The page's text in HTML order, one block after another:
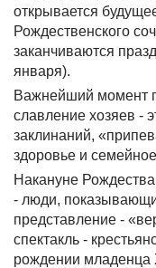
открывается
Рождественского
заканчиваются
января).
Важнейший момент
славление хозяев -
заклинаний,
здоровье и
Накануне
- люди,
представление -
спектакль -
рождении младенца